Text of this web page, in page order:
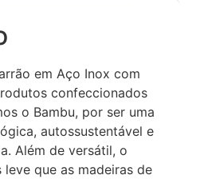
em Aço Inox com
confeccionados
o Bambu, por ser uma
autossustentável e
Além de versátil, o
leve que as madeiras de